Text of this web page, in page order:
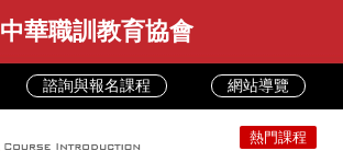
中華職訓教育協會
諮詢與報名課程 網站導覽
熱門課程